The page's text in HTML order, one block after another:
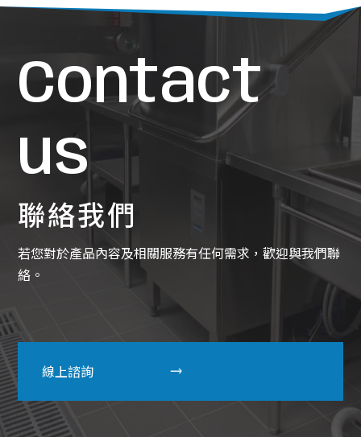
Contact
us
聯絡我們
若您對於產品內容及相關服務有任何需求，歡迎與我們聯
絡。
線上諮詢